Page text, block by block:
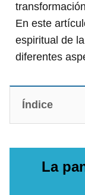
En este
espiritual de
diferentes
Índice
La